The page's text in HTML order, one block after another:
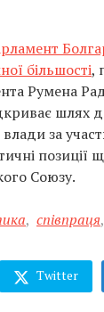
більшості,
Румена
шлях
за
позиції
Союзу.
, співпраця,
Twitter